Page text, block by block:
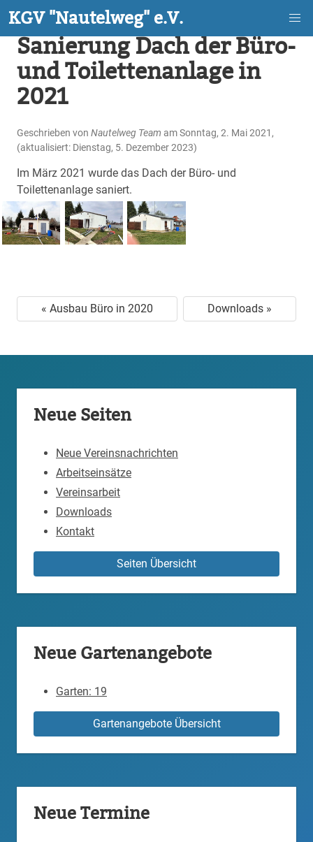
Skip
to
main
content
Sanierung Dach der Büro-
und Toilettenanlage in
2021
Geschrieben von Nautelweg Team am Sonntag, 2. Mai 2021,
(aktualisiert: Dienstag, 5. Dezember 2023)
Im März 2021 wurde das Dach der Büro- und
Toilettenanlage saniert.
« Ausbau Büro in 2020 Downloads »
Neue Seiten
Neue Vereinsnachrichten
Arbeitseinsätze
Vereinsarbeit
Downloads
Kontakt
Seiten Übersicht
Neue Gartenangebote
Garten: 19
Gartenangebote Übersicht
Neue Termine